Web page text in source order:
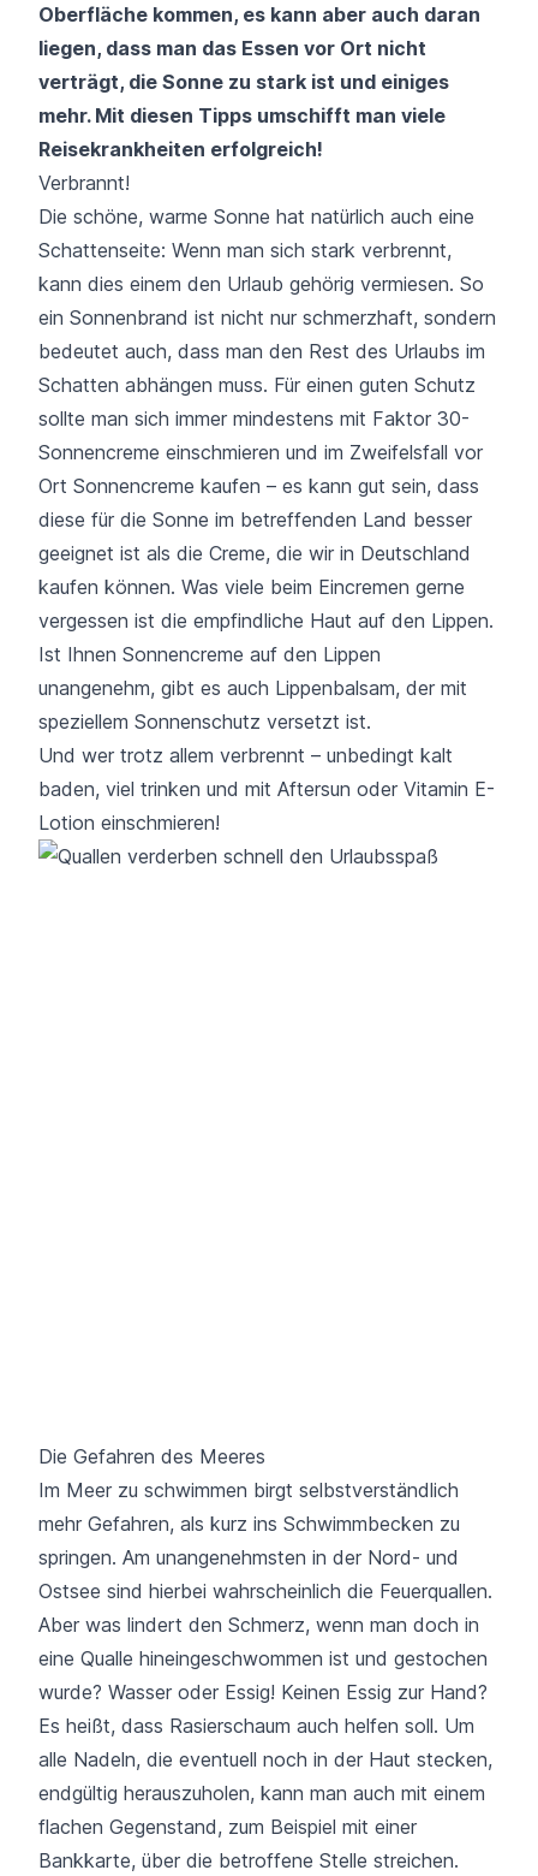
Oberfläche kommen, es kann aber auch daran
liegen, dass man das Essen vor Ort nicht
verträgt, die Sonne zu stark ist und einiges
mehr. Mit diesen Tipps umschifft man viele
Reisekrankheiten erfolgreich!
Verbrannt!
Die schöne, warme Sonne hat natürlich auch eine
Schattenseite: Wenn man sich stark verbrennt,
kann dies einem den Urlaub gehörig vermiesen. So
ein Sonnenbrand ist nicht nur schmerzhaft, sondern
bedeutet auch, dass man den Rest des Urlaubs im
Schatten abhängen muss. Für einen guten Schutz
sollte man sich immer mindestens mit Faktor 30-
Sonnencreme einschmieren und im Zweifelsfall vor
Ort Sonnencreme kaufen – es kann gut sein, dass
diese für die Sonne im betreffenden Land besser
geeignet ist als die Creme, die wir in Deutschland
kaufen können. Was viele beim Eincremen gerne
vergessen ist die empfindliche Haut auf den Lippen.
Ist Ihnen Sonnencreme auf den Lippen
unangenehm, gibt es auch Lippenbalsam, der mit
speziellem Sonnenschutz versetzt ist.
Und wer trotz allem verbrennt – unbedingt kalt
baden, viel trinken und mit Aftersun oder Vitamin E-
Lotion einschmieren!
Die Gefahren des Meeres
Im Meer zu schwimmen birgt selbstverständlich
mehr Gefahren, als kurz ins Schwimmbecken zu
springen. Am unangenehmsten in der Nord- und
Ostsee sind hierbei wahrscheinlich die Feuerquallen.
Aber was lindert den Schmerz, wenn man doch in
eine Qualle hineingeschwommen ist und gestochen
wurde? Wasser oder Essig! Keinen Essig zur Hand?
Es heißt, dass Rasierschaum auch helfen soll. Um
alle Nadeln, die eventuell noch in der Haut stecken,
endgültig herauszuholen, kann man auch mit einem
flachen Gegenstand, zum Beispiel mit einer
Bankkarte, über die betroffene Stelle streichen.